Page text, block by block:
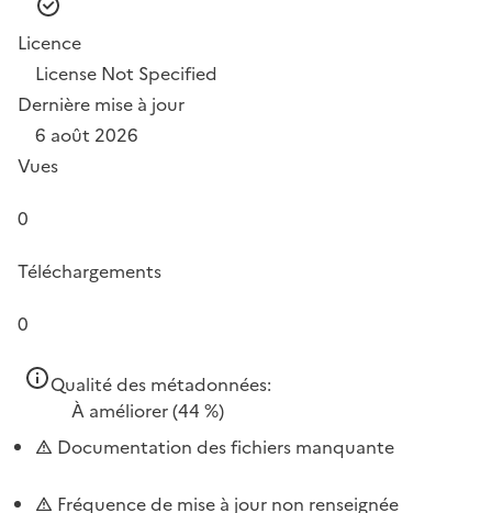
Licence
License Not Specified
Dernière mise à jour
6 août 2026
Vues
0
Téléchargements
0
Qualité des métadonnées:
À améliorer(44 %)
Documentation des fichiers manquante
Fréquence de mise à jour non renseignée